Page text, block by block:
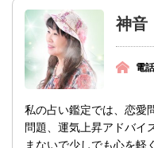
神音
電
私の占い鑑定では、恋愛
問題、運気上昇アドバイ
まないで少しでも心を軽